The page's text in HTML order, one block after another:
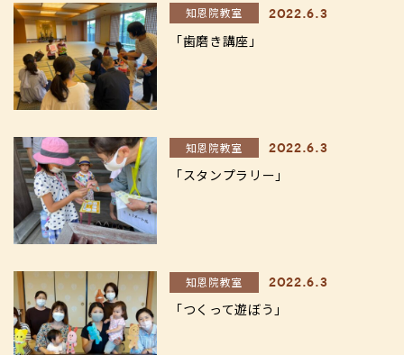
知恩院教室 2022.6.3
「歯磨き講座」
知恩院教室 2022.6.3
「スタンプラリー」
知恩院教室 2022.6.3
「つくって遊ぼう」